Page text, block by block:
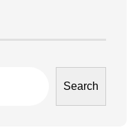
Search